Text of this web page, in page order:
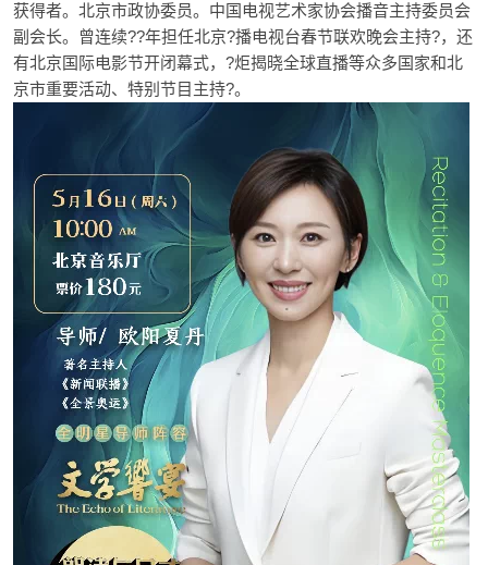
获得者。北京市政协委员。中国电视艺术家协会播音主持委员会
副会长。曾连续??年担任北京?播电视台春节联欢晚会主持?，还
有北京国际电影节开闭幕式，?炬揭晓全球直播等众多国家和北
京市重要活动、特别节目主持?。